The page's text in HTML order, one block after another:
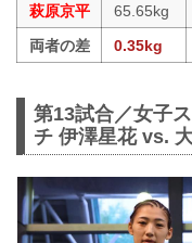
萩原京平
65.65kg
両者の差
0.35kg
第13試合／女子
チ 伊澤星花 vs.